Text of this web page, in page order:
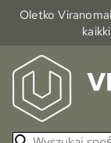
Oletko